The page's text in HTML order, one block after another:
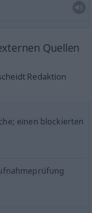
Quellen
Redaktion
einen blockierten